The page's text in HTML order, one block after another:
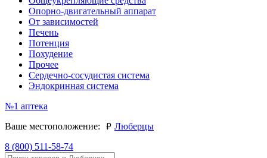
Опорно-двигательный аппарат
От зависимостей
Печень
Потенция
Похудение
Прочее
Сердечно-сосудистая система
Эндокринная система
№1 аптека
Ваше местоположение:
руб. Люберцы
8 (800) 511-58-74